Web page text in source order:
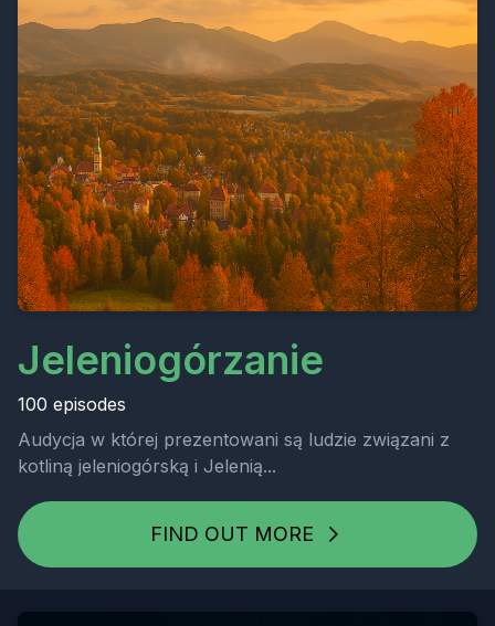
Jeleniogórzanie
100 episodes
Audycja w której prezentowani są ludzie związani z
kotliną jeleniogórską i Jelenią...
FIND OUT MORE